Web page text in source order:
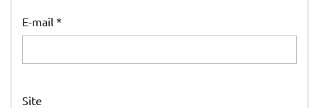
E-mail *
Site